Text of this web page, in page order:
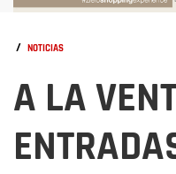
/ NOTICIAS
A LA